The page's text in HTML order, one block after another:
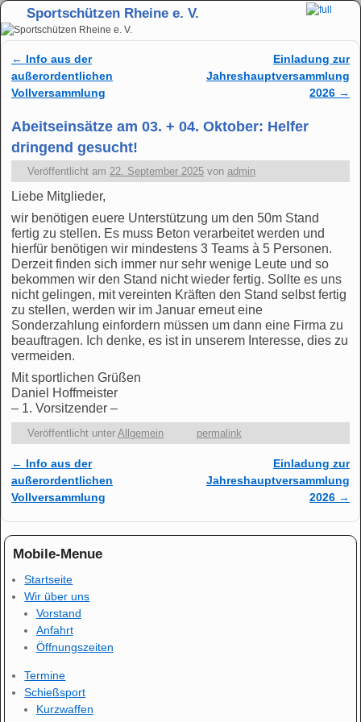
Sportschützen Rheine e. V.
Zum Inhalt wechseln
Zum sekundären Inhalt wechseln
Artikelnavigation
← Info aus der
außerordentlichen
Vollversammlung
Einladung zur
Jahreshauptversammlung
2026 →
Abeitseinsätze am 03. + 04. Oktober: Helfer
dringend gesucht!
Veröffentlicht am 22. September 2025 von admin
Liebe Mitglieder,
wir benötigen euere Unterstützung um den 50m Stand
fertig zu stellen. Es muss Beton verarbeitet werden und
hierfür benötigen wir mindestens 3 Teams à 5 Personen.
Derzeit finden sich immer nur sehr wenige Leute und so
bekommen wir den Stand nicht wieder fertig. Sollte es uns
nicht gelingen, mit vereinten Kräften den Stand selbst fertig
zu stellen, werden wir im Januar erneut eine
Sonderzahlung einfordern müssen um dann eine Firma zu
beauftragen. Ich denke, es ist in unserem Interesse, dies zu
vermeiden.
Mit sportlichen Grüßen
Daniel Hoffmeister
– 1. Vorsitzender –
Veröffentlicht unter Allgemein permalink
Artikelnavigation
← Info aus der
außerordentlichen
Vollversammlung
Einladung zur
Jahreshauptversammlung
2026 →
Mobile-Menue
Startseite
Wir über uns
Vorstand
Anfahrt
Öffnungszeiten
Termine
Schießsport
Kurzwaffen